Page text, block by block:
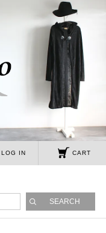
LOG IN CART